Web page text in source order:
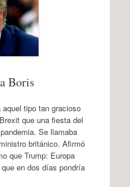
Boris
tipo tan gracioso
que una fiesta del
Se llamaba
británico. Afirmó
que Trump: Europa
en dos días pondría